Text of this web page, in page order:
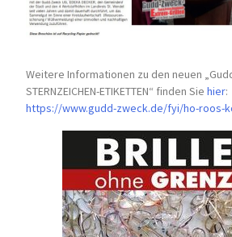
Weitere Informationen zu den neuen
STERNZEICHEN-ETIKETTEN“ finden Siehier:
https://www.gudd-zweck.de/fyi/ho-roos-